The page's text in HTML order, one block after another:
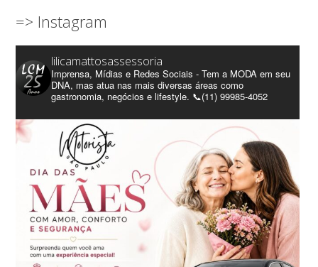
=> Instagram
lilicamattosassessoria
Imprensa, Mídias e Redes Sociais - Tem a MODA em seu
DNA, mas atua nas mais diversas áreas como
gastronomia, negócios e lifestyle. 📞(11) 99985-4052